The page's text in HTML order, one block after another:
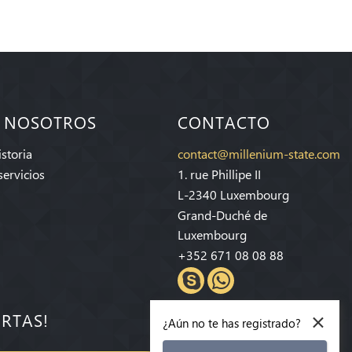
CONTACTO
contact@millenium-state.com
1. rue Phillipe II
L-2340 Luxembourg
Grand-Duché de
Luxembourg
+352 671 08 08 88
×
¿Aún no te has registrado?